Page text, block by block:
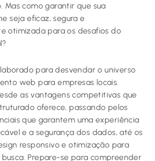
Mas como garantir que sua
seja eficaz, segura e
otimizada para os desafios do
para desvendar o universo
web para empresas locais.
as vantagens competitivas que
oferece, passando pelos
que garantem uma experiência
e a segurança dos dados, até os
responsivo e otimização para
Prepare-se para compreender